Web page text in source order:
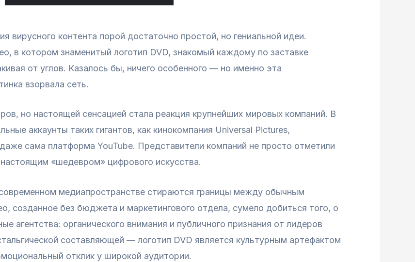
вирусного контента порой достаточно простой, но гениальной идеи.
в котором знаменитый логотип DVD, знакомый каждому по заставке
от углов. Казалось бы, ничего особенного — но именно эта
взорвала сеть.
но настоящей сенсацией стала реакция крупнейших мировых компаний. В
аккаунты таких гигантов, как кинокомпания Universal Pictures,
сама платформа YouTube. Представители компаний не просто отметили
«шедевром» цифрового искусства.
медиапространстве стираются границы между обычным
созданное без бюджета и маркетингового отдела, сумело добиться того, о
агентства: органического внимания и публичного признания от лидеров
составляющей — логотип DVD является культурным артефактом
отклик у широкой аудитории.